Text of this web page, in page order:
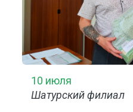
10 июля
Шатурский филиал